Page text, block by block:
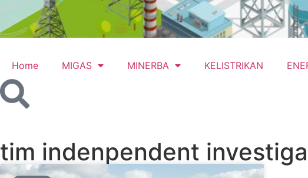
Home MIGAS MINERBA KELISTRIKAN
tim indenpendent